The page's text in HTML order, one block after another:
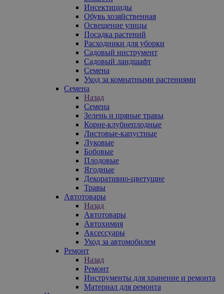
Инсектициды
Обувь хозяйственная
Освещение улицы
Посадка растений
Расходники для уборки
Садовый инструмент
Садовый ландшафт
Семена
Уход за комнатными растениями
Семена
Назад
Семена
Зелень и пряные травы
Корне-клубнеплодные
Листовые-капустные
Луковые
Бобовые
Плодовые
Ягодные
Декоративно-цветущие
Травы
Автотовары
Назад
Автотовары
Автохимия
Аксессуары
Уход за автомобилем
Ремонт
Назад
Ремонт
Инструменты для хранение и ремонта
Материал для ремонта